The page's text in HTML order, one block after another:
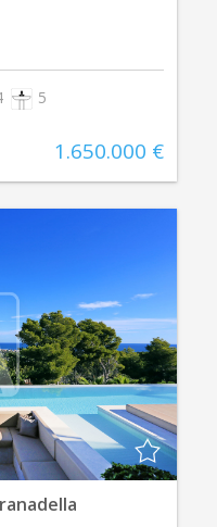
5
1.650.000 €